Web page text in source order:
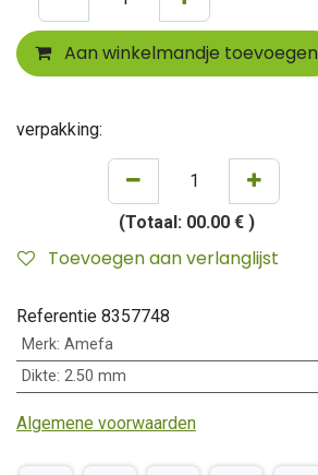
Aan winkelmandje toevoegen
verpakking:
(Totaal: 00.00 € )
Toevoegen aan verlanglijst
Referentie 8357748
Merk: Amefa
Dikte: 2.50 mm
Algemene voorwaarden